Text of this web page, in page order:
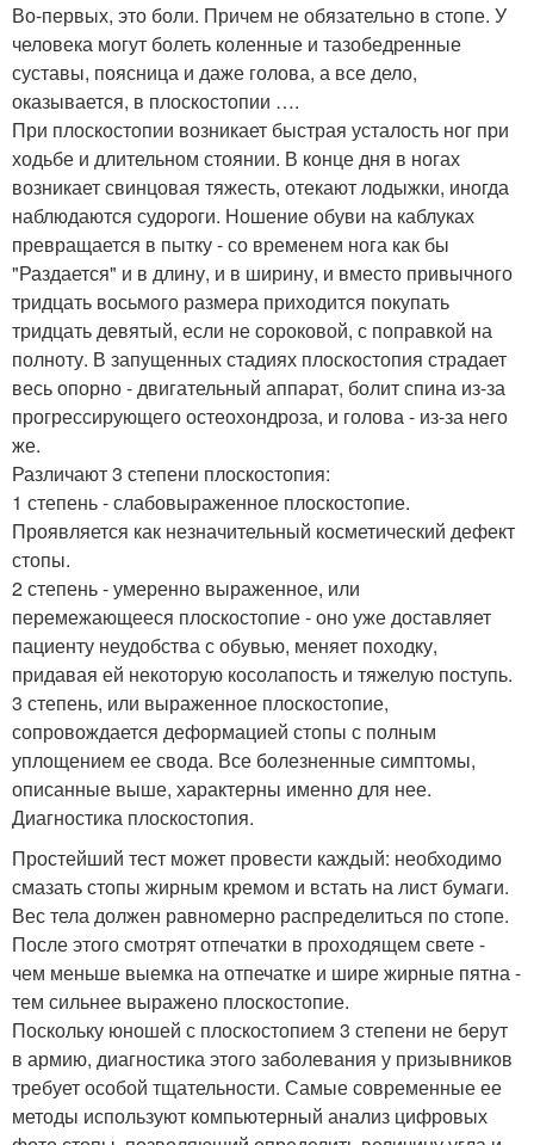
Во-первых, это боли. Причем не обязательно в стопе. У
человека могут болеть коленные и тазобедренные
суставы, поясница и даже голова, а все дело,
оказывается, в плоскостопии ….
При плоскостопии возникает быстрая усталость ног при
ходьбе и длительном стоянии. В конце дня в ногах
возникает свинцовая тяжесть, отекают лодыжки, иногда
наблюдаются судороги. Ношение обуви на каблуках
превращается в пытку - со временем нога как бы
"Раздается" и в длину, и в ширину, и вместо привычного
тридцать восьмого размера приходится покупать
тридцать девятый, если не сороковой, с поправкой на
полноту. В запущенных стадиях плоскостопия страдает
весь опорно - двигательный аппарат, болит спина из-за
прогрессирующего остеохондроза, и голова - из-за него
же.
Различают 3 степени плоскостопия:
1 степень - слабовыраженное плоскостопие.
Проявляется как незначительный косметический дефект
стопы.
2 степень - умеренно выраженное, или
перемежающееся плоскостопие - оно уже доставляет
пациенту неудобства с обувью, меняет походку,
придавая ей некоторую косолапость и тяжелую поступь.
3 степень, или выраженное плоскостопие,
сопровождается деформацией стопы с полным
уплощением ее свода. Все болезненные симптомы,
описанные выше, характерны именно для нее.
Диагностика плоскостопия.
Простейший тест может провести каждый: необходимо
смазать стопы жирным кремом и встать на лист бумаги.
Вес тела должен равномерно распределиться по стопе.
После этого смотрят отпечатки в проходящем свете -
чем меньше выемка на отпечатке и шире жирные пятна -
тем сильнее выражено плоскостопие.
Поскольку юношей с плоскостопием 3 степени не берут
в армию, диагностика этого заболевания у призывников
требует особой тщательности. Самые современные ее
методы используют компьютерный анализ цифровых